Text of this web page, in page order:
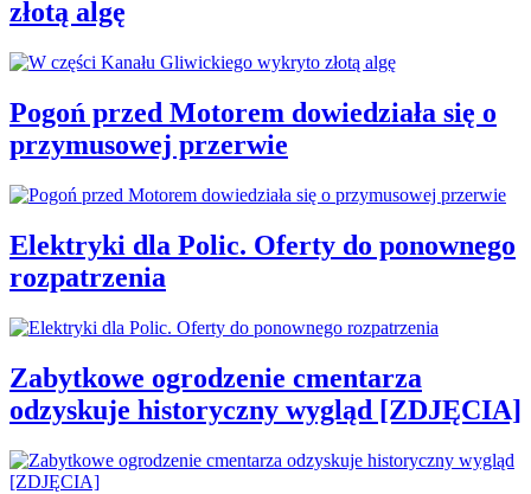
złotą algę
Pogoń przed Motorem dowiedziała się o
przymusowej przerwie
Elektryki dla Polic. Oferty do ponownego
rozpatrzenia
Zabytkowe ogrodzenie cmentarza
odzyskuje historyczny wygląd [ZDJĘCIA]